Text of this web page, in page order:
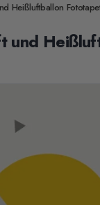
Heißluftballon
und